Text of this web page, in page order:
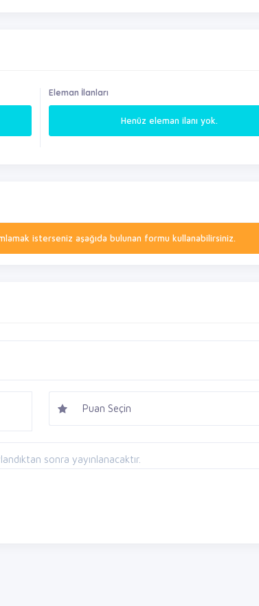
Eleman İlanları
Henüz eleman ilanı yok.
isterseniz aşağıda bulunan formu kullanabilirsiniz.